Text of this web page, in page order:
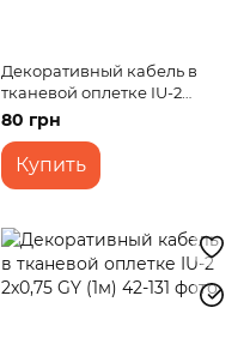
Декоративный кабель в
тканевой оплетке IU-2
2x0,75 Champagne (1м)
80 грн
Купить